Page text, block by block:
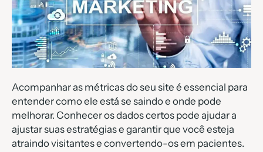
Acompanhar as métricas do seu site é essencial para
entender como ele está se saindo e onde pode
melhorar. Conhecer os dados certos pode ajudar a
ajustar suas estratégias e garantir que você esteja
atraindo visitantes e convertendo-os em pacientes.